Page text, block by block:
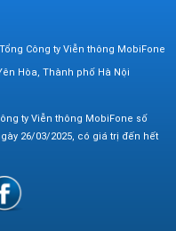
Công ty Viễn thông MobiFone
Hòa, Thành phố Hà Nội
ty Viễn thông MobiFone số
26/03/2025, có giá trị đến hết